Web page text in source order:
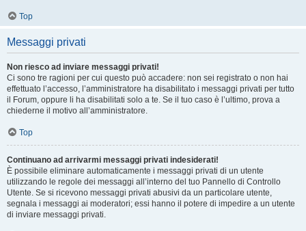
Top
Messaggi privati
Non riesco ad inviare messaggi privati!
Ci sono tre ragioni per cui questo può accadere: non sei registrato o non hai
effettuato l’accesso, l’amministratore ha disabilitato i messaggi privati per tutto
il Forum, oppure li ha disabilitati solo a te. Se il tuo caso è l’ultimo, prova a
chiederne il motivo all’amministratore.
Top
Continuano ad arrivarmi messaggi privati indesiderati!
È possibile eliminare automaticamente i messaggi privati ​​di un utente
utilizzando le regole dei messaggi all’interno del tuo Pannello di Controllo
Utente. Se si ricevono messaggi privati ​​abusivi da un particolare utente,
segnala i messaggi ai moderatori; essi hanno il potere di impedire a un utente
di inviare messaggi privati​​.